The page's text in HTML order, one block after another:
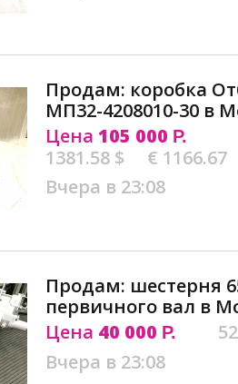
Продам: коробка
МП32-4208010-30 в
Цена 105 000 Р.
1381.58 $
€ 1166.67
Вчера в 23:08
Продам: шестерня
первичного вал в
Цена 40 000 Р.
Вчера в 23:08